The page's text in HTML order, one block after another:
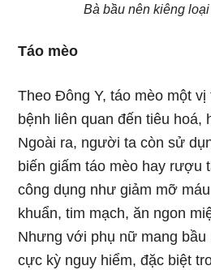
Bà bầu nên kiêng
Táo mèo
Theo Đông Y, táo mèo một
bệnh liên quan đến tiêu hoá,
Ngoài ra, người ta còn sử
biến giấm táo mèo hay rượu
công dụng như giảm mỡ
khuẩn, tim mạch, ăn ngon
Nhưng với phụ nữ mang bầu
cực kỳ nguy hiểm, đặc biệt